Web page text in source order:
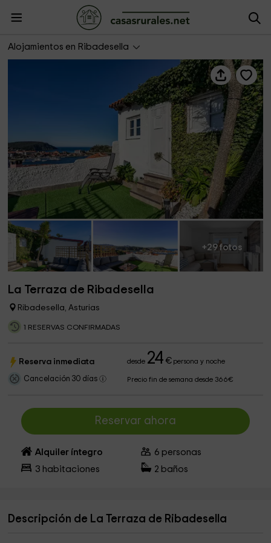
Alojamientos en Ribadesella
La Terraza de Ribadesella
+29 fotos
La Terraza de Ribadesella
Ribadesella, Asturias
1 RESERVAS CONFIRMADAS
Reserva inmediata desde 24 €persona y noche
Cancelación 30 días Precio fin de semana desde 366€
Reservar ahora
Alquiler íntegro 6 personas
3 habitaciones 2 baños
Descripción de La Terraza de Ribadesella